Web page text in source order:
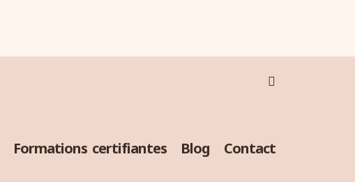
Formations certifiantes Blog Contact